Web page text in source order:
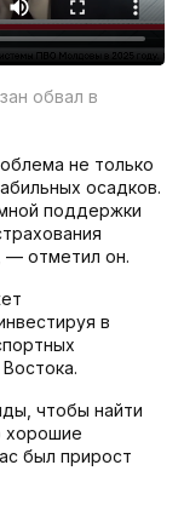
обвал в
не только
осадков.
поддержки
— отметил он.
в
чтобы найти
хорошие
был прирост